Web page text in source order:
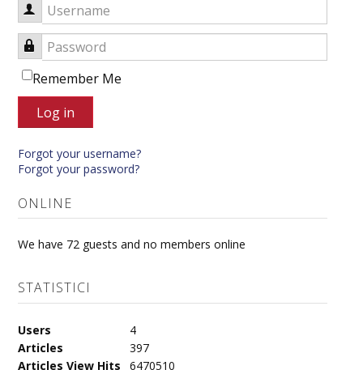
Username
Password
Remember Me
Log in
Forgot your username?
Forgot your password?
ONLINE
We have 72 guests and no members online
STATISTICI
Users
4
Articles
397
Articles View Hits
6470510